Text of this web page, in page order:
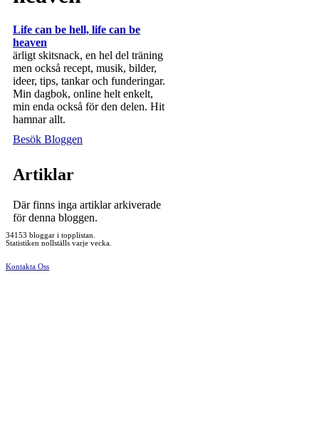
Life can be hell, life can be
heaven
ärligt skitsnack, en hel del träning
men också recept, musik, bilder,
ideer, tips, tankar och funderingar.
Min dagbok, online helt enkelt,
min enda också för den delen. Hit
hamnar allt.
Besök Bloggen
Artiklar
Där finns inga artiklar arkiverade
för denna bloggen.
34153 bloggar i topplistan.
Statistiken nollställs varje vecka.
Kontakta Oss